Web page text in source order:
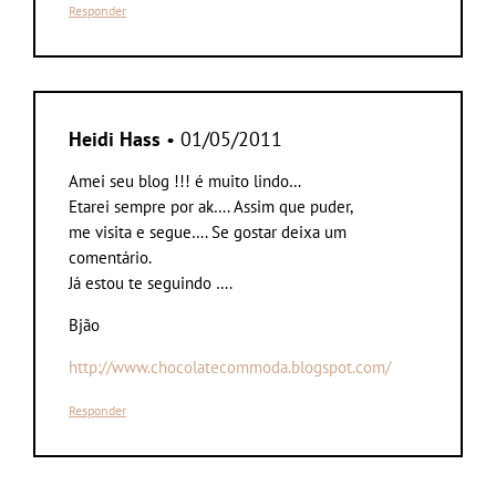
Responder
Heidi Hass • 01/05/2011
Amei seu blog !!! é muito lindo…
Etarei sempre por ak…. Assim que puder,
me visita e segue…. Se gostar deixa um
comentário.
Já estou te seguindo ….
Bjão
http://www.chocolatecommoda.blogspot.com/
Responder